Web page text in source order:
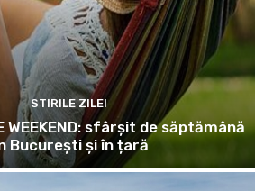
STIRILE ZILEI
WEEKEND: sfârșit de săptămână
București și în țară